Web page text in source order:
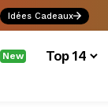
Idées Cadeaux
New Top 14